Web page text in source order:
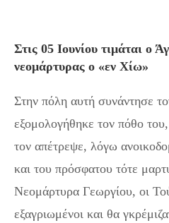
Στις 05 Ιουνίου τιμάται ο
νεομάρτυρας o «εν Χίω»
Στην πόλη αυτή συνάντησε
εξομολογήθηκε τον πόθο
τον απέτρεψε, λόγω
και του πρόσφατου τότε
Νεομάρτυρα Γεωργίου, οι
εξαγριωμένοι και θα